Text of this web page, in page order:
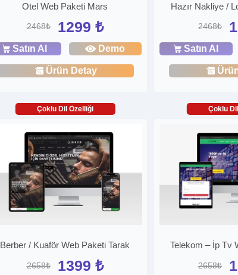
Otel Web Paketi Mars
2468₺ 1299 ₺
Satın Al Demo
Ürün Detay
Hazır Nakliye /
2468₺
Satın Al
Çoklu Dil Özelliği
Berber / Kuaför Web Paketi Tarak
2658₺ 1399 ₺
Çoklu
Telekom – İp Tv
2658₺